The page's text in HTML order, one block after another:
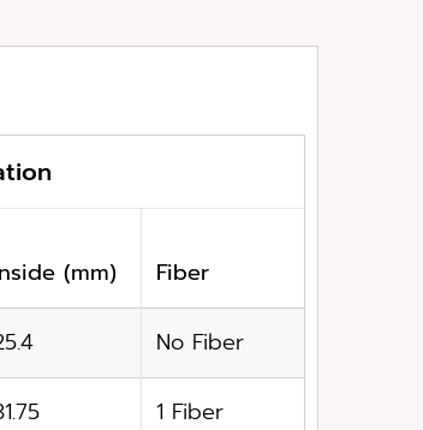
(mm) Fiber
No Fiber
1 Fiber